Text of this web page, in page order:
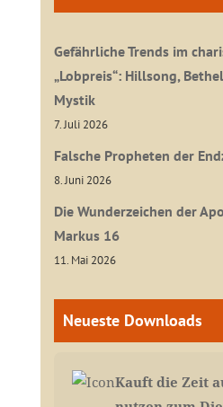
Gefährliche Trends im
„Lobpreis“: Hillsong,
Mystik
7. Juli 2026
Falsche Propheten der
8. Juni 2026
Die Wunderzeichen der
Markus 16
11. Mai 2026
Neueste Downloads
Kauft die Zeit